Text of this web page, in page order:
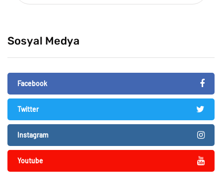
Sosyal Medya
Facebook
Twitter
Instagram
Youtube